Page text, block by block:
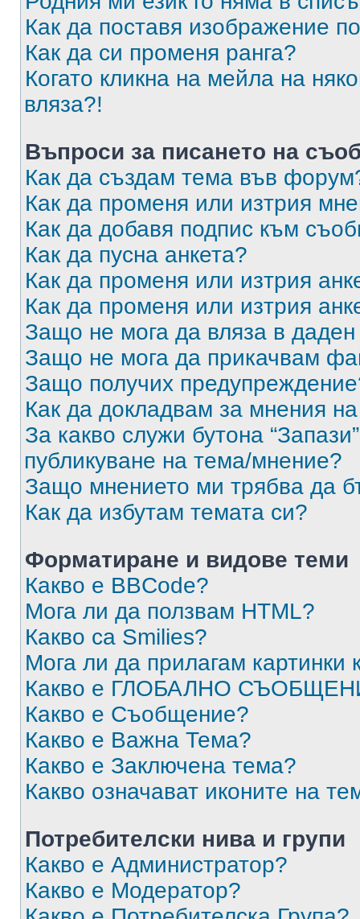
Как да поставя изображение
Как да си променя ранга?
Когато кликна на мейла на
вляза?!
Въпроси за писането на
Как да създам тема във
Как да променя или изтрия
Как да добавя подпис към
Как да пусна анкета?
Как да променя или изтрия
Как да променя или изтрия
Защо не мога да вляза в
Защо не мога да прикачвам
Защо получих
Как да докладвам за мнения
За какво служи бутона
публикуване на тема/мнение?
Защо мнението ми трябва да
Как да избутам темата си?
Форматиране и видове теми
Какво е BBCode?
Мога ли да ползвам HTML?
Какво са Smilies?
Мога ли да прилагам
Какво е ГЛОБАЛНО
Какво е Съобщение?
Какво е Важна Тема?
Какво е Заключена тема?
Какво означават иконите на
Потребителски нива и групи
Какво е Администратор?
Какво е Модератор?